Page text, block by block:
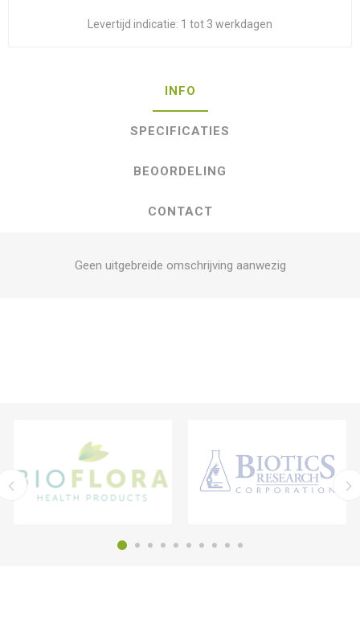
Levertijd indicatie: 1 tot 3 werkdagen
INFO
SPECIFICATIES
BEOORDELING
CONTACT
Geen uitgebreide omschrijving aanwezig